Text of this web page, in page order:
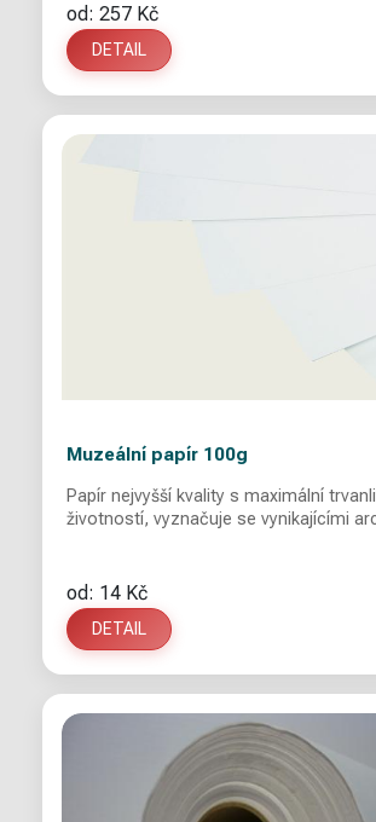
od: 257 Kč
DETAIL
Muzeální papír 100g
Papír nejvyšší kvality s maximální
životností, vyznačuje se vynikajícími
od: 14 Kč
DETAIL